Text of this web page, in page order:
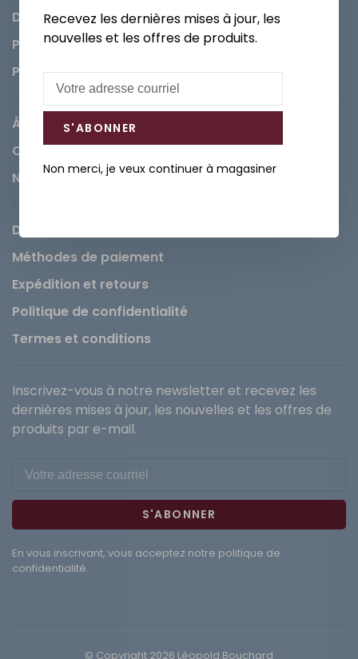
Décorations et Accessoires
Peintures
Pièces
À propos de Léopold
Carrières
Nous contacter
Demande de service
Méthodes de paiement
Expédition et retours
Politique de confidentialité
Termes et conditions
Inscrivez-vous à notre newsletter et recevez les
dernières mises à jour, les nouvelles et les offres de
produits par e-mail.
S'ABONNER
En vous inscrivant, vous acceptez notre politique de
confidentialité.
© Copyright 2026 Léopold Bouchard
Recevez les dernières mises à jour, les
nouvelles et les offres de produits.
S'ABONNER
Non merci, je veux continuer à magasiner